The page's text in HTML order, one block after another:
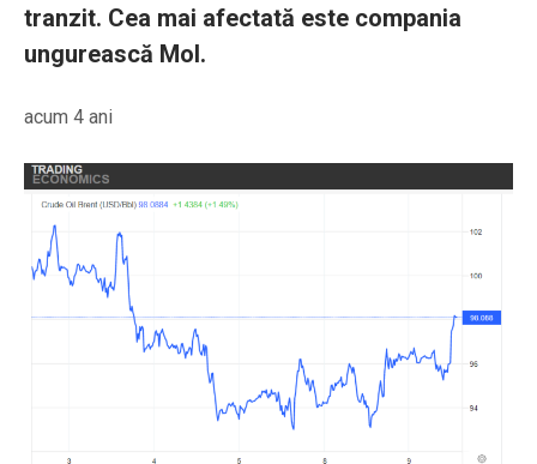
tranzit. Cea mai afectată este compania
ungurească Mol.
acum 4 ani